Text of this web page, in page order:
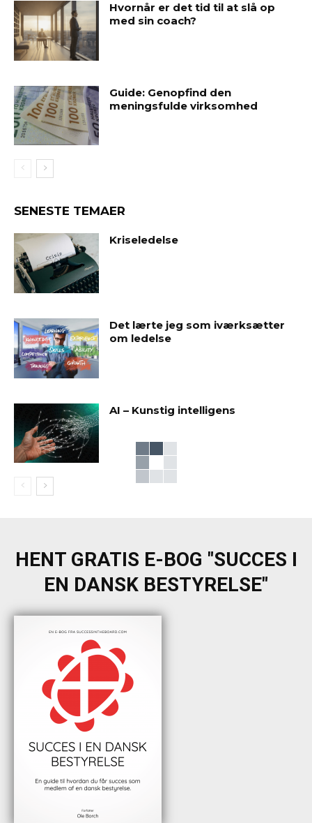
Hvornår er det tid til at slå op
med sin coach?
Guide: Genopfind den
meningsfulde virksomhed
SENESTE TEMAER
Kriseledelse
Det lærte jeg som iværksætter
om ledelse
AI – Kunstig intelligens
HENT GRATIS E-BOG "SUCCES I
EN DANSK BESTYRELSE"